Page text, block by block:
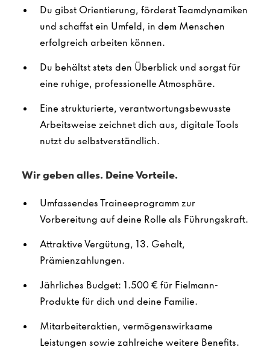
Du gibst Orientierung, förderst Teamdynamiken
und schaffst ein Umfeld, in dem Menschen
erfolgreich arbeiten können.
Du behältst stets den Überblick und sorgst für
eine ruhige, professionelle Atmosphäre.
Eine strukturierte, verantwortungsbewusste
Arbeitsweise zeichnet dich aus, digitale Tools
nutzt du selbstverständlich.
Wir geben alles. Deine Vorteile.
Umfassendes Traineeprogramm zur
Vorbereitung auf deine Rolle als Führungskraft.
Attraktive Vergütung, 13. Gehalt,
Prämienzahlungen.
Jährliches Budget: 1.500 € für Fielmann-
Produkte für dich und deine Familie.
Mitarbeiteraktien, vermögenswirksame
Leistungen sowie zahlreiche weitere Benefits.